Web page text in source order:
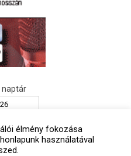
naptár
élmény fokozása
használatával